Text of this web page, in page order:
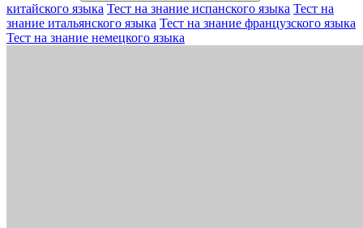
китайского языка Тест на знание испанского языка Тест на
знание итальянского языка Тест на знание французского языка
Тест на знание немецкого языка